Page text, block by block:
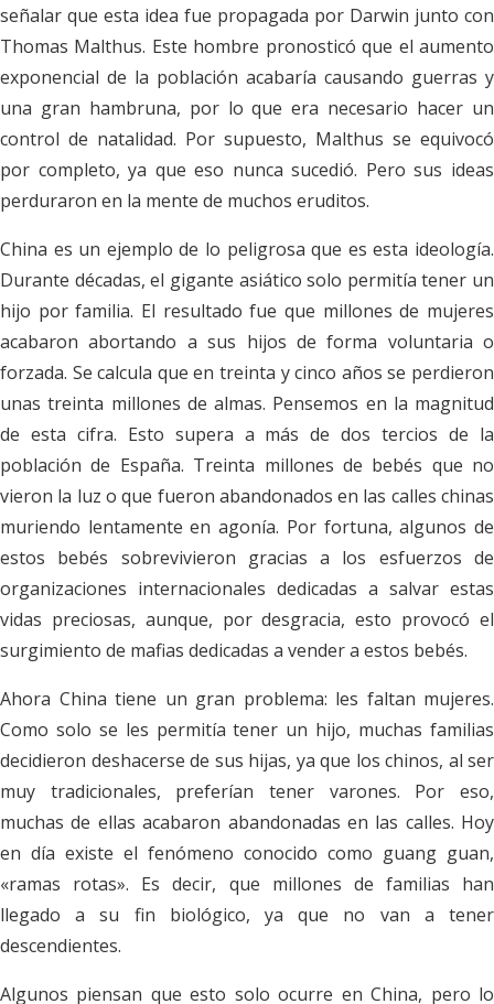
señalar que esta idea fue propagada por Darwin junto con
Thomas Malthus. Este hombre pronosticó que el aumento
exponencial de la población acabaría causando guerras y
una gran hambruna, por lo que era necesario hacer un
control de natalidad. Por supuesto, Malthus se equivocó
por completo, ya que eso nunca sucedió. Pero sus ideas
perduraron en la mente de muchos eruditos.
China es un ejemplo de lo peligrosa que es esta ideología.
Durante décadas, el gigante asiático solo permitía tener un
hijo por familia. El resultado fue que millones de mujeres
acabaron abortando a sus hijos de forma voluntaria o
forzada. Se calcula que en treinta y cinco años se perdieron
unas treinta millones de almas. Pensemos en la magnitud
de esta cifra. Esto supera a más de dos tercios de la
población de España. Treinta millones de bebés que no
vieron la luz o que fueron abandonados en las calles chinas
muriendo lentamente en agonía. Por fortuna, algunos de
estos bebés sobrevivieron gracias a los esfuerzos de
organizaciones internacionales dedicadas a salvar estas
vidas preciosas, aunque, por desgracia, esto provocó el
surgimiento de mafias dedicadas a vender a estos bebés.
Ahora China tiene un gran problema: les faltan mujeres.
Como solo se les permitía tener un hijo, muchas familias
decidieron deshacerse de sus hijas, ya que los chinos, al ser
muy tradicionales, preferían tener varones. Por eso,
muchas de ellas acabaron abandonadas en las calles. Hoy
en día existe el fenómeno conocido como guang guan,
«ramas rotas». Es decir, que millones de familias han
llegado a su fin biológico, ya que no van a tener
descendientes.
Algunos piensan que esto solo ocurre en China, pero lo